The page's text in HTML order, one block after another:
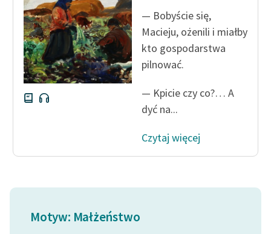
— Bobyście się,
Macieju, ożenili i miałby
kto gospodarstwa
pilnować.
— Kpicie czy co?… A
dyć na...
Czytaj więcej
Motyw: Małżeństwo